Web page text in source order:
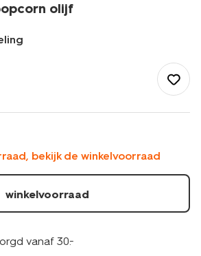
olijf
bekijk de winkelvoorraad
winkelvoorraad
vanaf 30.-